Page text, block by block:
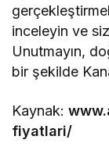
inceleyin ve
Unutmayın,
bir şekilde
Kaynak:
fiyatlari/